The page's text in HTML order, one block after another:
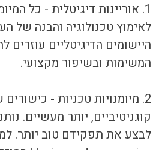
1. אוריינות דיגיטלית - כל
לאימוץ טכנולוגיה והבנה של
היישומים הדיגיטליים עוזרים
המשימות ובשיפור מקצועי.
2. מיומנויות טכניות -
קוגניטיביים, יותר מעשיים.